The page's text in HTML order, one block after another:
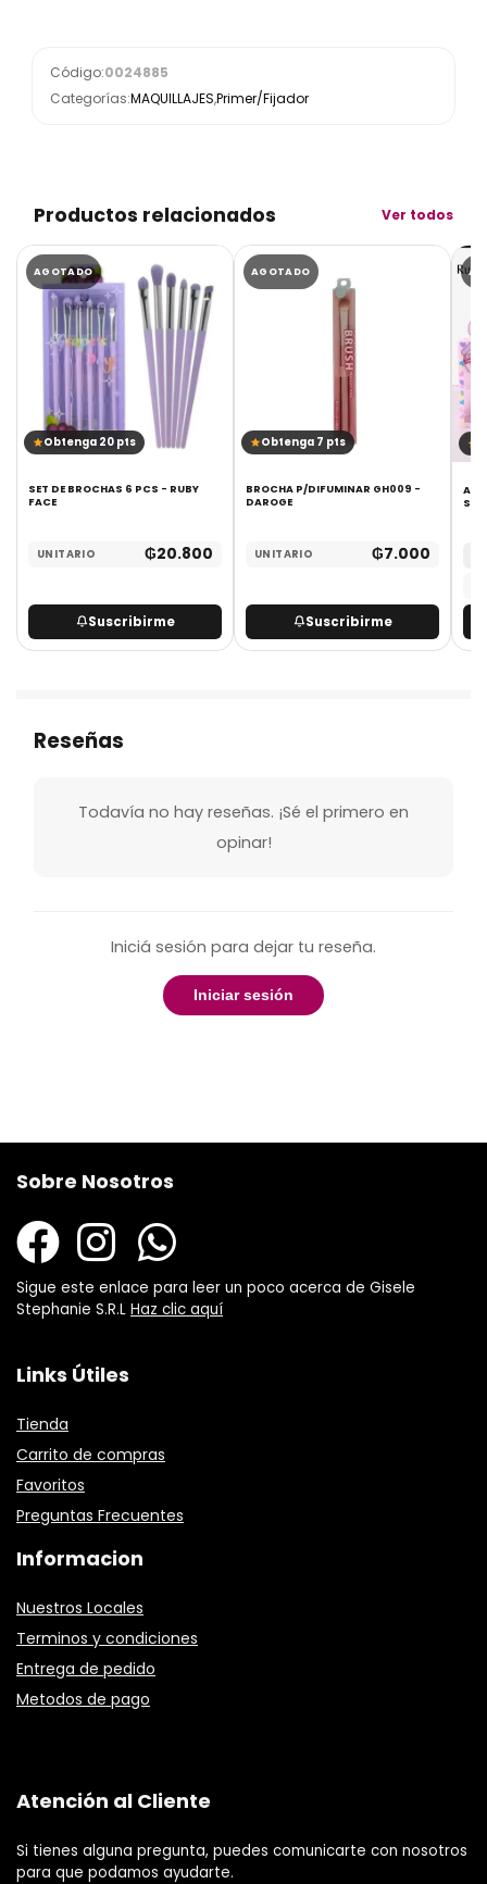
Código:0024885
Categorías:MAQUILLAJES,Primer/Fijador
Productos relacionados Ver todos
AGOTADO
Obtenga 20 pts
SET DE BROCHAS 6 PCS - RUBY
FACE
UNITARIO ₲20.800
Suscribirme
AGOTADO
Obtenga 7 pts
BROCHA P/DIFUMINAR GH009 -
DAROGE
UNITARIO ₲7.000
Suscribirme
Reseñas
Todavía no hay reseñas. ¡Sé el primero en
opinar!
Iniciá sesión para dejar tu reseña.
Iniciar sesión
Sobre Nosotros
Sigue este enlace para leer un poco acerca de Gisele
Stephanie S.R.L Haz clic aquí
Links Útiles
Tienda
Carrito de compras
Favoritos
Preguntas Frecuentes
Informacion
Nuestros Locales
Terminos y condiciones
Entrega de pedido
Metodos de pago
Atención al Cliente
Si tienes alguna pregunta, puedes comunicarte con nosotros
para que podamos ayudarte.